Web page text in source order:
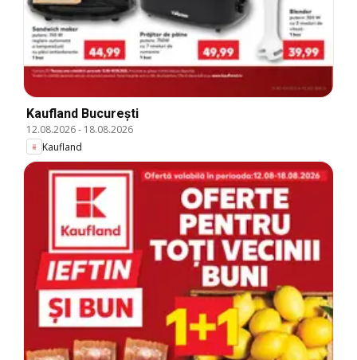
Kaufland București
12.08.2026- 18.08.2026
Kaufland